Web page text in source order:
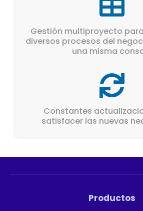
Gestión multiproyecto
diversos procesos del
una misma
Constantes
satisfacer las nuevas
Productos